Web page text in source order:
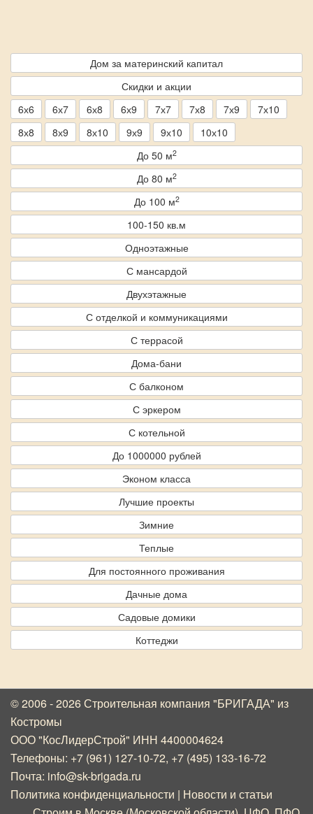
Дом за материнский капитал
Скидки и акции
6х6
6х7 6х8 6х9 7х7 7х8 7х9
7х10
8х8
8х9 8х10 9х9 9х10
10х10
До 50 м2
До 80 м2
До 100 м2
100-150 кв.м
Одноэтажные
С мансардой
Двухэтажные
С отделкой и коммуникациями
С террасой
Дома-бани
С балконом
С эркером
С котельной
До 1000000 рублей
Эконом класса
Лучшие проекты
Зимние
Теплые
Для постоянного проживания
Дачные дома
Садовые домики
Коттеджи
© 2006 - 2026 Строительная компания "БРИГАДА" из
Костромы
ООО "КосЛидерСтрой" ИНН 4400004624
Телефоны: +7 (961) 127-10-72, +7 (495) 133-16-72
Почта: info@sk-brigada.ru
Политика конфиденциальности | Новости и статьи